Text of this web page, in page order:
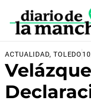
contenido
ACTUALIDAD, TOLEDO